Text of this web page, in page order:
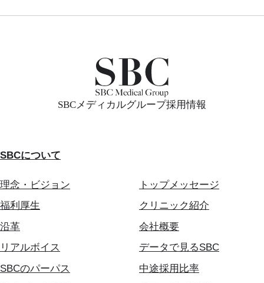
SBCメディカルグループ採用情報
SBCについて
理念・ビジョン
トップメッセージ
福利厚生
クリニック紹介
沿革
会社概要
リアルボイス
データで見るSBC
SBCのパーパス
中途採用比率